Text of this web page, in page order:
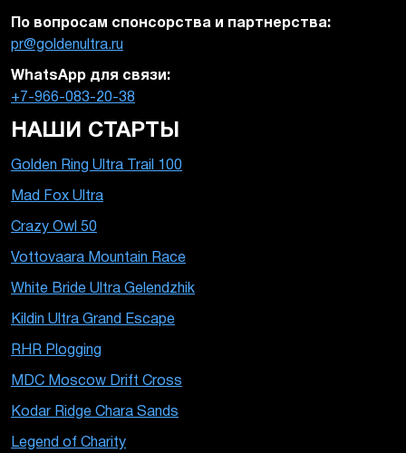
По вопросам спонсорства и партнерства:
pr@goldenultra.ru
WhatsApp для связи:
+7-966-083-20-38
НАШИ СТАРТЫ
Golden Ring Ultra Trail 100
Mad Fox Ultra
Crazy Owl 50
Vottovaara Mountain Race
White Bride Ultra Gelendzhik
Kildin Ultra Grand Escape
RHR Plogging
MDC Moscow Drift Cross
Kodar Ridge Chara Sands
Legend of Charity